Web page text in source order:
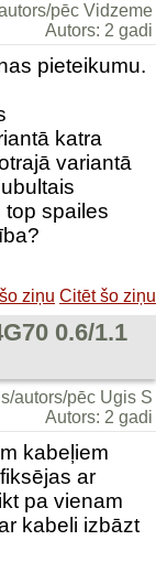
pēc Vidzeme
Autors: 2 gadi
pieteikumu.
katra
variantā
spailes
ziņu Citēt šo ziņu
0.6/1.1
autors/pēc Ugis S
Autors: 2 gadi
kabeļiem
ar
pa vienam
kabeli izbāzt